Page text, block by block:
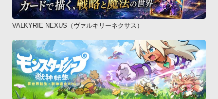
VALKYRIE NEXUS（ヴァルキリーネクサス）